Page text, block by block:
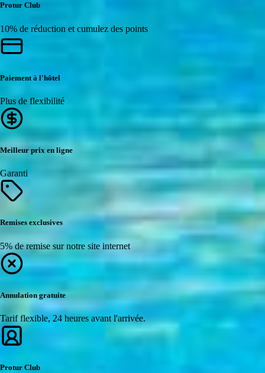
Protur Club
10% de réduction et cumulez des points
Paiement à l'hôtel
Plus de flexibilité
Meilleur prix en ligne
Garanti
Remises exclusives
5% de remise sur notre site internet
Annulation gratuite
Tarif flexible, 24 heures avant l'arrivée.
Protur Club